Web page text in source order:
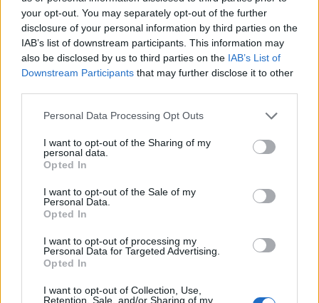
your opt-out. You may separately opt-out of the further
disclosure of your personal information by third parties on the
IAB’s list of downstream participants. This information may
also be disclosed by us to third parties on the IAB’s List of
Downstream Participants that may further disclose it to other
Personal Data Processing Opt Outs
I want to opt-out of the Sharing of my
personal data.
Opted In
I want to opt-out of the Sale of my
Personal Data.
Opted In
I want to opt-out of processing my
Personal Data for Targeted Advertising.
Opted In
I want to opt-out of Collection, Use,
Retention, Sale, and/or Sharing of my
2026. január 28., szerda
Az általános sztrájkra is készek